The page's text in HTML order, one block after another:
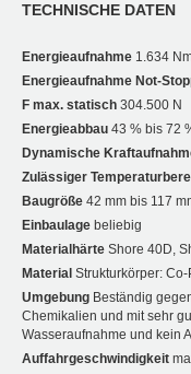
TECHNISCHE DATEN
Energieaufnahme 1.634
Energieaufnahme Not-
F max. statisch 304.500 N
Energieabbau 43 % bis 72
Dynamische
Zulässiger
Baugröße 42 mm bis 117
Einbaulage beliebig
Materialhärte Shore 40D,
Material Strukturkörper:
Umgebung Beständig
Chemikalien und mit sehr
Wasseraufnahme und kein
Auffahrgeschwindigkeit